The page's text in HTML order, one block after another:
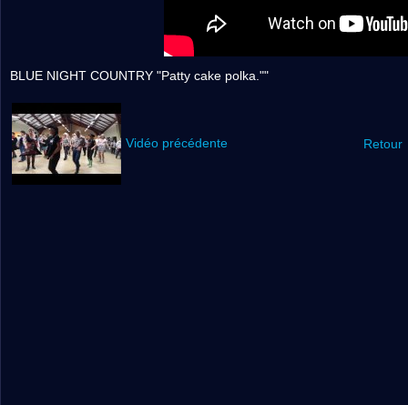
BLUE NIGHT COUNTRY "Patty cake polka.""
Vidéo précédente Retour